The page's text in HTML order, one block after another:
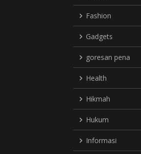
Fashion
Gadgets
goresan pena
Health
Hikmah
Hukum
Informasi